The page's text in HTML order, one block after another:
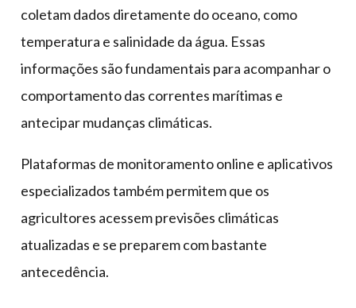
coletam dados diretamente do oceano, como
temperatura e salinidade da água. Essas
informações são fundamentais para acompanhar o
comportamento das correntes marítimas e
antecipar mudanças climáticas.
Plataformas de monitoramento online e aplicativos
especializados também permitem que os
agricultores acessem previsões climáticas
atualizadas e se preparem com bastante
antecedência.